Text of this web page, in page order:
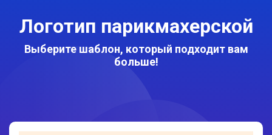
Логотип парикмахерской
Выберите шаблон, который подходит вам
больше!